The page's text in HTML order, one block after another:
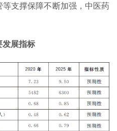
支撑保障不断加强，中医药
发展指标